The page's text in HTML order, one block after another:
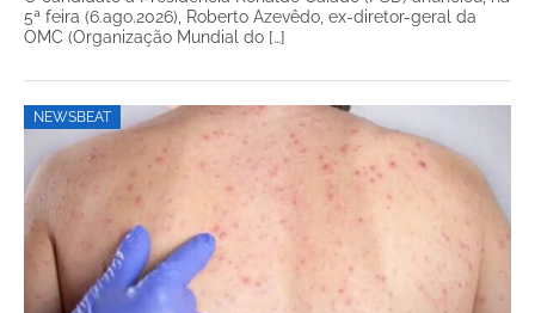
5ª feira (6.ago.2026), Roberto Azevêdo, ex-diretor-geral da
OMC (Organização Mundial do […]
NEWSBEAT